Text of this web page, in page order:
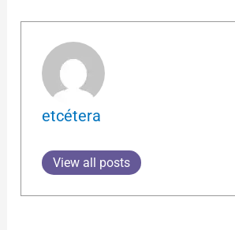
etcétera
View all posts